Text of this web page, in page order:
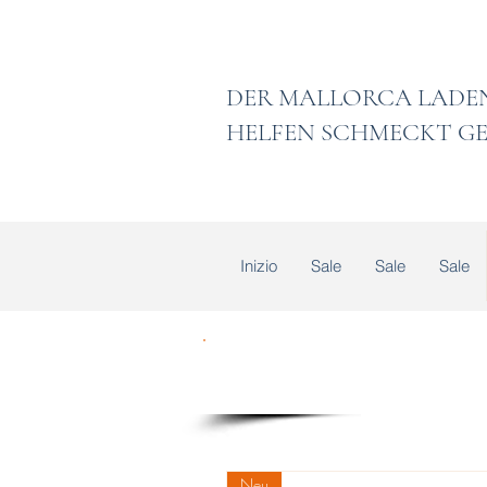
DER MALLORCA
HELFEN SCHMECKT
Inizio Sale Sale Sale